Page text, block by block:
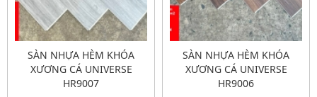
SÀN NHỰA HÈM KHÓA
XƯƠNG CÁ UNIVERSE
HR9007
SÀN NHỰA HÈM KHÓA
XƯƠNG CÁ UNIVERSE
HR9006